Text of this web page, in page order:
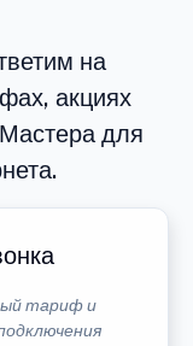
на
акциях
для
тариф и